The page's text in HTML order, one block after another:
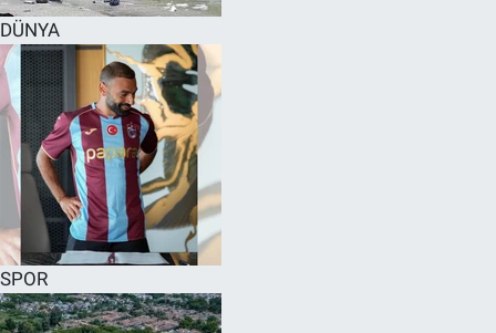
DÜNYA
SPOR